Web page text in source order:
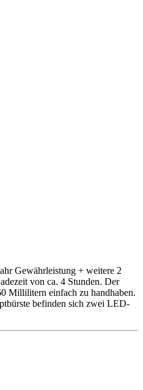
Gewährleistung + weitere 2
von ca. 4 Stunden. Der
Millilitern einfach zu handhaben.
befinden sich zwei LED-